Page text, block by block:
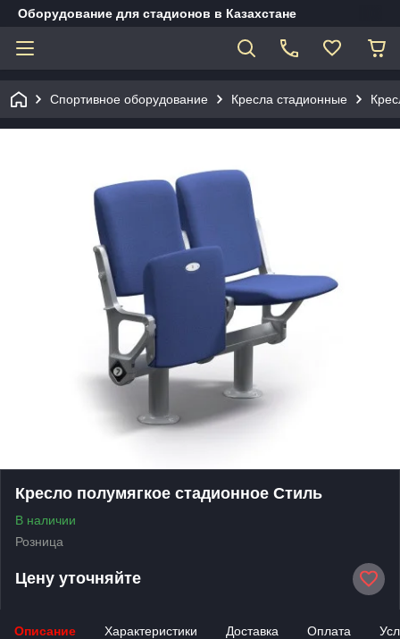
Оборудование для стадионов в Казахстане
Спортивное оборудование Кресла стадионные
Кресло полумягкое стадионное Стиль
В наличии
Розница
Цену уточняйте
Описание Характеристики Доставка Оплата